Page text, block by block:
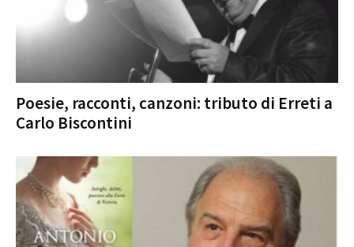
Poesie, racconti, canzoni: tributo di Erreti a
Carlo Biscontini